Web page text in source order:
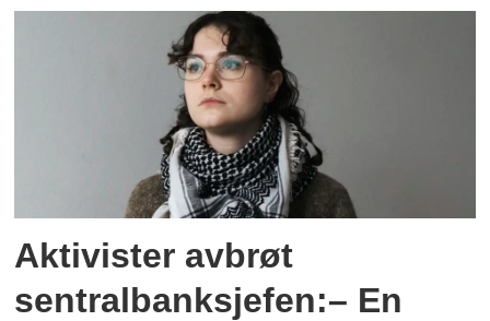
hennum
Aktivister avbrøt
sentralbanksjefen:– En